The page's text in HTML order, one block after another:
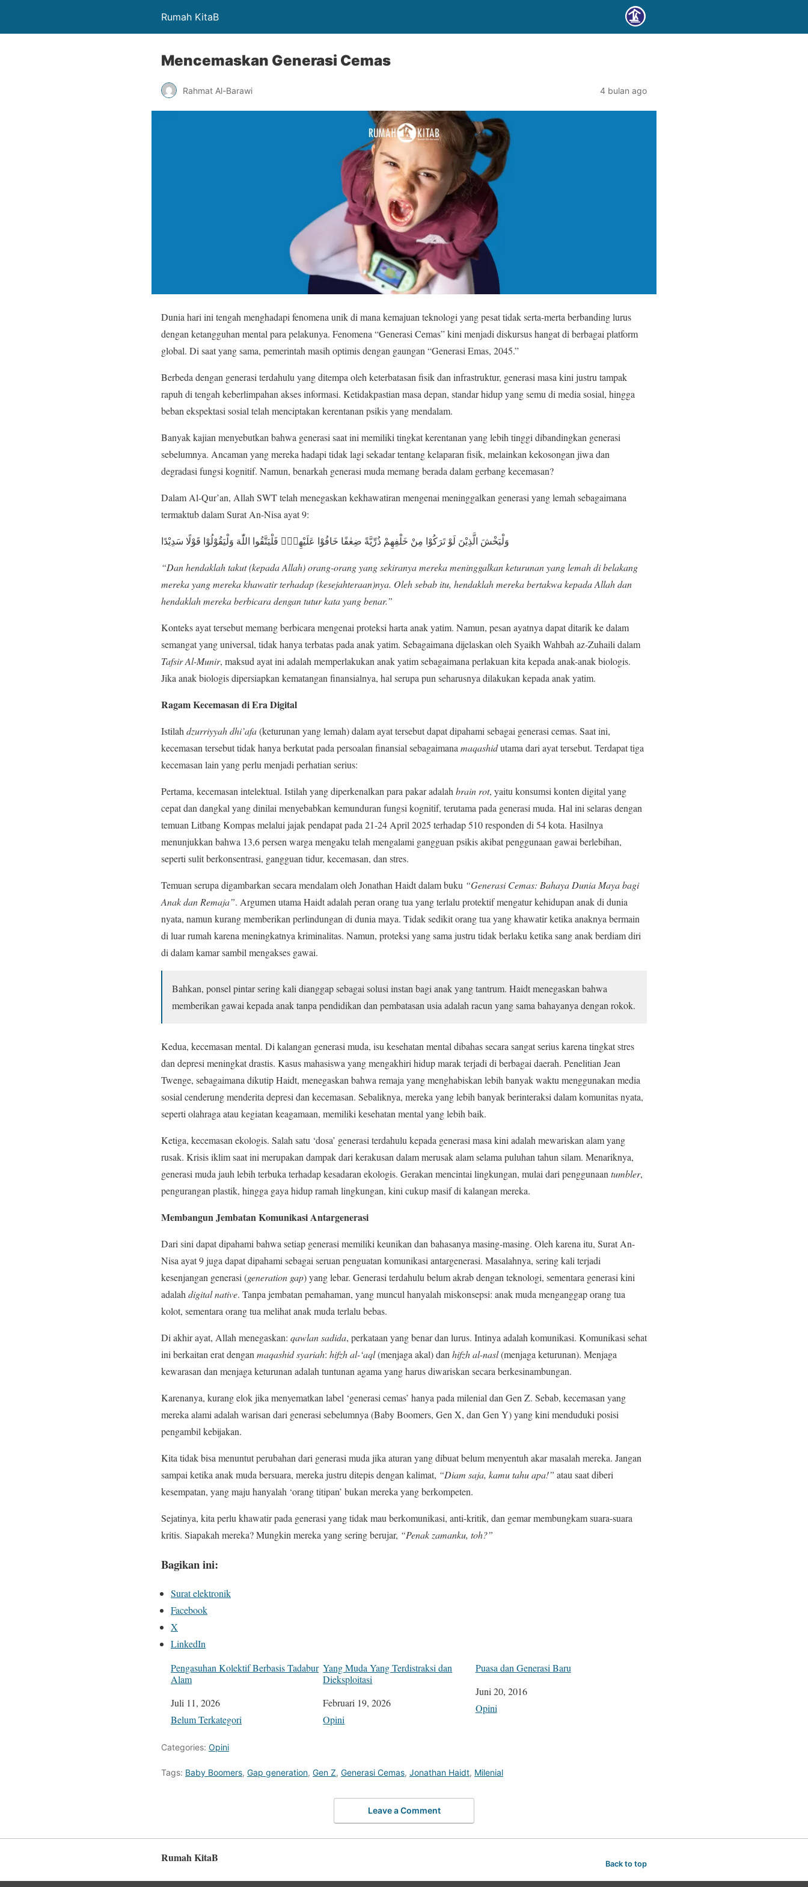
Rumah KitaB
Mencemaskan Generasi Cemas
Rahmat Al-Barawi 4 bulan ago
Dunia hari ini tengah menghadapi fenomena unik di mana kemajuan teknologi yang pesat tidak serta-merta berbanding lurus
dengan ketangguhan mental para pelakunya. Fenomena “Generasi Cemas” kini menjadi diskursus hangat di berbagai platform
global. Di saat yang sama, pemerintah masih optimis dengan gaungan “Generasi Emas, 2045.”
Berbeda dengan generasi terdahulu yang ditempa oleh keterbatasan fisik dan infrastruktur, generasi masa kini justru tampak
rapuh di tengah keberlimpahan akses informasi. Ketidakpastian masa depan, standar hidup yang semu di media sosial, hingga
beban ekspektasi sosial telah menciptakan kerentanan psikis yang mendalam.
Banyak kajian menyebutkan bahwa generasi saat ini memiliki tingkat kerentanan yang lebih tinggi dibandingkan generasi
sebelumnya. Ancaman yang mereka hadapi tidak lagi sekadar tentang kelaparan fisik, melainkan kekosongan jiwa dan
degradasi fungsi kognitif. Namun, benarkah generasi muda memang berada dalam gerbang kecemasan?
Dalam Al-Qur’an, Allah SWT telah menegaskan kekhawatiran mengenai meninggalkan generasi yang lemah sebagaimana
termaktub dalam Surat An-Nisa ayat 9:
وَلْيَخْشَ الَّذِيْنَ لَوْ تَرَكُوْا مِنْ خَلْفِهِمْ ذُرِّيَّةً ضِعٰفًا خَافُوْا عَلَيْهِمْۖ فَلْيَتَّقُوا اللّٰهَ وَلْيَقُوْلُوْا قَوْلًا سَدِيْدًا
“Dan hendaklah takut (kepada Allah) orang-orang yang sekiranya mereka meninggalkan keturunan yang lemah di belakang
mereka yang mereka khawatir terhadap (kesejahteraan)nya. Oleh sebab itu, hendaklah mereka bertakwa kepada Allah dan
hendaklah mereka berbicara dengan tutur kata yang benar.”
Konteks ayat tersebut memang berbicara mengenai proteksi harta anak yatim. Namun, pesan ayatnya dapat ditarik ke dalam
semangat yang universal, tidak hanya terbatas pada anak yatim. Sebagaimana dijelaskan oleh Syaikh Wahbah az-Zuhaili dalam
Tafsir Al-Munir, maksud ayat ini adalah memperlakukan anak yatim sebagaimana perlakuan kita kepada anak-anak biologis.
Jika anak biologis dipersiapkan kematangan finansialnya, hal serupa pun seharusnya dilakukan kepada anak yatim.
Ragam Kecemasan di Era Digital
Istilah dzurriyyah dhi’afa(keturunan yang lemah) dalam ayat tersebut dapat dipahami sebagai generasi cemas. Saat ini,
kecemasan tersebut tidak hanya berkutat pada persoalan finansial sebagaimana maqashidutama dari ayat tersebut. Terdapat tiga
kecemasan lain yang perlu menjadi perhatian serius:
Pertama, kecemasan intelektual. Istilah yang diperkenalkan para pakar adalah brain rot, yaitu konsumsi konten digital yang
cepat dan dangkal yang dinilai menyebabkan kemunduran fungsi kognitif, terutama pada generasi muda. Hal ini selaras dengan
temuan Litbang Kompas melalui jajak pendapat pada 21-24 April 2025 terhadap 510 responden di 54 kota. Hasilnya
menunjukkan bahwa 13,6 persen warga mengaku telah mengalami gangguan psikis akibat penggunaan gawai berlebihan,
seperti sulit berkonsentrasi, gangguan tidur, kecemasan, dan stres.
Temuan serupa digambarkan secara mendalam oleh Jonathan Haidt dalam buku “Generasi Cemas: Bahaya Dunia Maya bagi
Anak dan Remaja”. Argumen utama Haidt adalah peran orang tua yang terlalu protektif mengatur kehidupan anak di dunia
nyata, namun kurang memberikan perlindungan di dunia maya. Tidak sedikit orang tua yang khawatir ketika anaknya bermain
di luar rumah karena meningkatnya kriminalitas. Namun, proteksi yang sama justru tidak berlaku ketika sang anak berdiam diri
di dalam kamar sambil mengakses gawai.
Bahkan, ponsel pintar sering kali dianggap sebagai solusi instan bagi anak yang tantrum. Haidt menegaskan bahwa
memberikan gawai kepada anak tanpa pendidikan dan pembatasan usia adalah racun yang sama bahayanya dengan rokok.
Kedua, kecemasan mental. Di kalangan generasi muda, isu kesehatan mental dibahas secara sangat serius karena tingkat stres
dan depresi meningkat drastis. Kasus mahasiswa yang mengakhiri hidup marak terjadi di berbagai daerah. Penelitian Jean
Twenge, sebagaimana dikutip Haidt, menegaskan bahwa remaja yang menghabiskan lebih banyak waktu menggunakan media
sosial cenderung menderita depresi dan kecemasan. Sebaliknya, mereka yang lebih banyak berinteraksi dalam komunitas nyata,
seperti olahraga atau kegiatan keagamaan, memiliki kesehatan mental yang lebih baik.
Ketiga, kecemasan ekologis. Salah satu ‘dosa’ generasi terdahulu kepada generasi masa kini adalah mewariskan alam yang
rusak. Krisis iklim saat ini merupakan dampak dari kerakusan dalam merusak alam selama puluhan tahun silam. Menariknya,
generasi muda jauh lebih terbuka terhadap kesadaran ekologis. Gerakan mencintai lingkungan, mulai dari penggunaan tumbler,
pengurangan plastik, hingga gaya hidup ramah lingkungan, kini cukup masif di kalangan mereka.
Membangun Jembatan Komunikasi Antargenerasi
Dari sini dapat dipahami bahwa setiap generasi memiliki keunikan dan bahasanya masing-masing. Oleh karena itu, Surat An-
Nisa ayat 9 juga dapat dipahami sebagai seruan penguatan komunikasi antargenerasi. Masalahnya, sering kali terjadi
kesenjangan generasi (generation gap) yang lebar. Generasi terdahulu belum akrab dengan teknologi, sementara generasi kini
adalah digital native. Tanpa jembatan pemahaman, yang muncul hanyalah miskonsepsi: anak muda menganggap orang tua
kolot, sementara orang tua melihat anak muda terlalu bebas.
Di akhir ayat, Allah menegaskan: qawlan sadida, perkataan yang benar dan lurus. Intinya adalah komunikasi. Komunikasi sehat
ini berkaitan erat dengan maqashid syariah: hifzh al-‘aql(menjaga akal) dan hifzh al-nasl(menjaga keturunan). Menjaga
kewarasan dan menjaga keturunan adalah tuntunan agama yang harus diwariskan secara berkesinambungan.
Karenanya, kurang elok jika menyematkan label ‘generasi cemas’ hanya pada milenial dan Gen Z. Sebab, kecemasan yang
mereka alami adalah warisan dari generasi sebelumnya (Baby Boomers, Gen X, dan Gen Y) yang kini menduduki posisi
pengambil kebijakan.
Kita tidak bisa menuntut perubahan dari generasi muda jika aturan yang dibuat belum menyentuh akar masalah mereka. Jangan
sampai ketika anak muda bersuara, mereka justru ditepis dengan kalimat, “Diam saja, kamu tahu apa!” atau saat diberi
kesempatan, yang maju hanyalah ‘orang titipan’ bukan mereka yang berkompeten.
Sejatinya, kita perlu khawatir pada generasi yang tidak mau berkomunikasi, anti-kritik, dan gemar membungkam suara-suara
kritis. Siapakah mereka? Mungkin mereka yang sering berujar, “Penak zamanku, toh?”
Bagikan ini:
Surat elektronik
Facebook
X
LinkedIn
Pengasuhan Kolektif Berbasis Tadabur
Alam
Tanggal
Juli 11, 2026
Sehubungan dengan
Belum Terkategori
Yang Muda Yang Terdistraksi dan
Dieksploitasi
Tanggal
Februari 19, 2026
Sehubungan dengan
Opini
Puasa dan Generasi Baru
Tanggal
Juni 20, 2016
Sehubungan dengan
Opini
Categories: Opini
Tags: Baby Boomers, Gap generation, Gen Z, Generasi Cemas, Jonathan Haidt, Milenial
Leave a Comment
Rumah KitaB Back to top